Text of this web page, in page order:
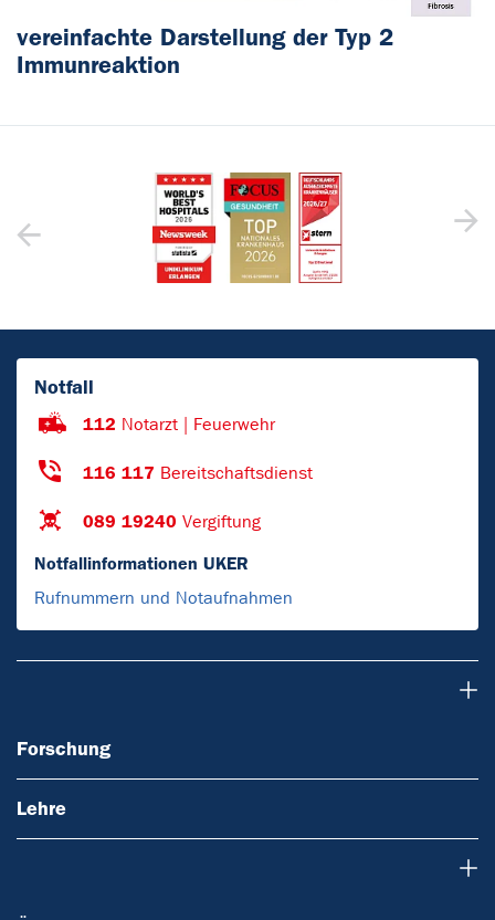
vereinfachte Darstellung der Typ 2
Immunreaktion
Notfall
112 Notarzt | Feuerwehr
116 117 Bereitschaftsdienst
089 19240 Vergiftung
Notfallinformationen UKER
Rufnummern und Notaufnahmen
Forschung
Lehre